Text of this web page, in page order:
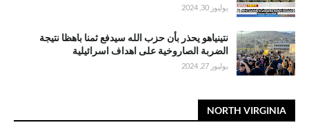
يوليوز 30, 2024
نتينياهو يحذر بأن حزب الله سيدفع ثمنا باهظا نتيجة
الضربة الصاروخية على اهداف اسرائيلية
يوليوز 27, 2024
NORTH VIRGINIA